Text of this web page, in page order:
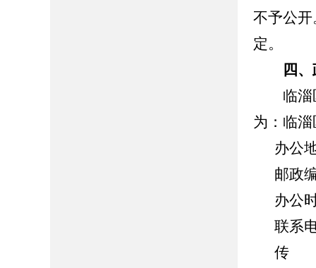
不予公
定。
四、
临淄区
为：临
办公地
邮政编
办公时
联系电
传 真